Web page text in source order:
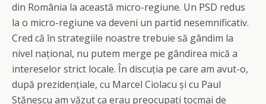
din România la această micro-regiune. Un PSD redus
la o micro-regiune va deveni un partid nesemnificativ.
Cred că în strategiile noastre trebuie să gândim la
nivel național, nu putem merge pe gândirea mică a
intereselor strict locale. În discuția pe care am avut-o,
după prezidențiale, cu Marcel Ciolacu și cu Paul
Stănescu am văzut ca erau preocupați tocmai de